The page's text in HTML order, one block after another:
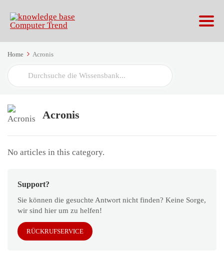
Home Acronis
Search
For
Acronis
No articles in this category.
Support?
Sie können die gesuchte Antwort nicht finden? Keine Sorge,
wir sind hier um zu helfen!
RÜCKRUFSERVICE